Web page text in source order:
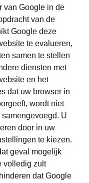
van Google in de
van de
Google deze
te evalueren,
samen te stellen
diensten met
en het
dat uw browser in
wordt niet
U
door in uw
te kiezen.
geval mogelijk
volledig zult
dat Google